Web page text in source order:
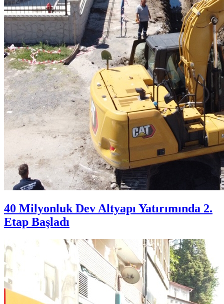
40 Milyonluk Dev Altyapı Yatırımında 2.
Etap Başladı